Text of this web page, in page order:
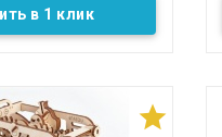
в 1 клик
